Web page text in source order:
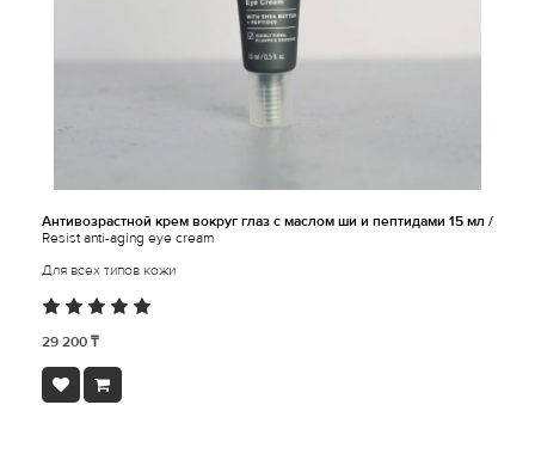
Антивозрастной крем вокруг глаз с маслом ши и пептидами 15 мл /
Resist anti-aging eye cream
Для всех типов кожи
29 200 ₸